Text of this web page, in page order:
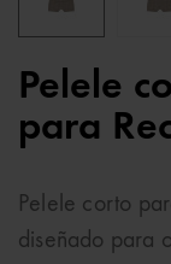
Pelele
para
Pelele corto
diseñado para